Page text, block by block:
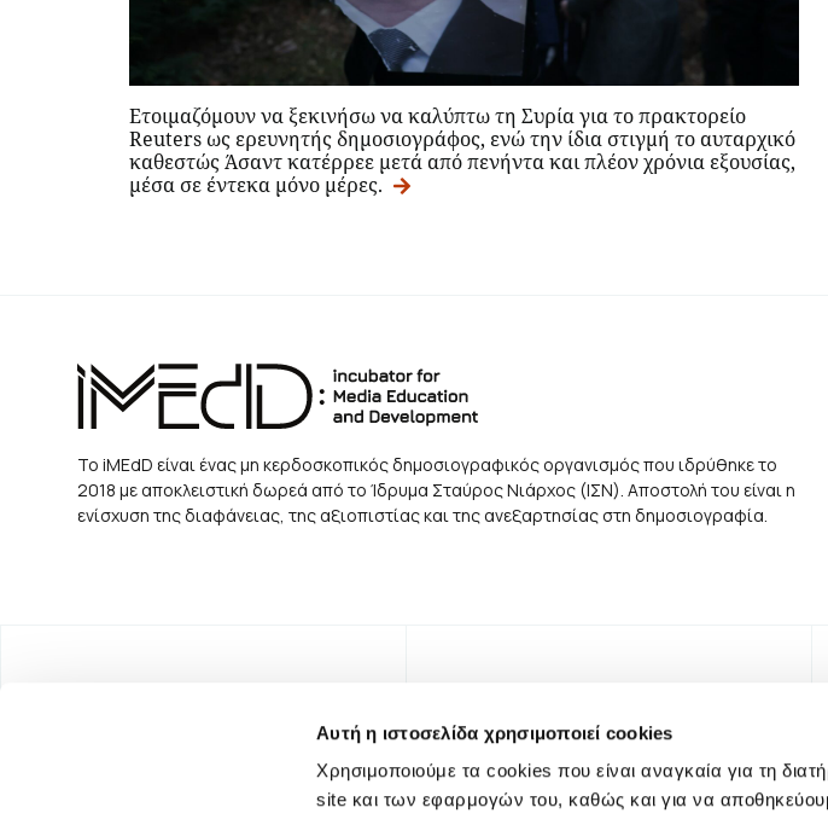
Αυτή η ιστοσελίδα χρησιμοποιεί cookies
Χρησιμοποιούμε τα cookies που είναι αναγκαία για τη
site και των εφαρμογών του, καθώς και για να
Ετοιμαζόμουν να ξεκινήσω να καλύπτω τη Συρία για το πρακτορείο
Reuters ως ερευνητής δημοσιογράφος, ενώ την ίδια στιγμή το αυταρχικό
καθεστώς Άσαντ κατέρρεε μετά από πενήντα και πλέον χρόνια εξουσίας,
μέσα σε έντεκα μόνο μέρες.
Το iMEdD είναι ένας μη κερδοσκοπικός δημοσιογραφικός οργανισμός που ιδρύθηκε το
2018 με αποκλειστική δωρεά από το Ίδρυμα Σταύρος Νιάρχος (ΙΣΝ). Αποστολή του είναι η
ενίσχυση της διαφάνειας, της αξιοπιστίας και της ανεξαρτησίας στη δημοσιογραφία.